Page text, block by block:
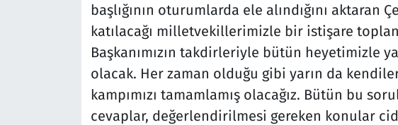
başlığının oturumlarda ele alındığını aktaran
katılacağı milletvekillerimizle bir istişare
Başkanımızın takdirleriyle bütün heyetimizle
olacak. Her zaman olduğu gibi yarın da
kampımızı tamamlamış olacağız. Bütün bu
cevaplar, değerlendirilmesi gereken konular